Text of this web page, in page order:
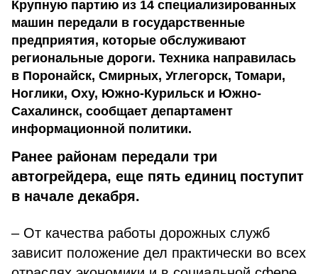
Крупную партию из 14 специализированных
машин передали в государственные
предприятия, которые обслуживают
региональные дороги. Техника направилась
в Поронайск, Смирных, Углегорск, Томари,
Ноглики, Оху, Южно-Курильск и Южно-
Сахалинск, сообщает департамент
информационной политики.
Ранее районам передали три
автогрейдера, еще пять единиц поступит
в начале декабря.
– От качества работы дорожных служб
зависит положение дел практически во всех